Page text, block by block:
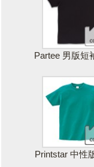
Partee 男版短
Printstar 中性